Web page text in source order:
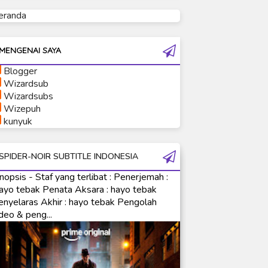
Ultraman Tiga
Ultraman X
Ultraman Z
Ultraman Zearth
MENGENAI SAYA
Blogger
Wizardsub
Wizardsubs
Wizepuh
kunyuk
NOIR SUBTITLE INDONESIA
- Staf yang terlibat : Penerjemah :
tebak Penata Aksara : hayo tebak
Akhir : hayo tebak Pengolah
& peng...